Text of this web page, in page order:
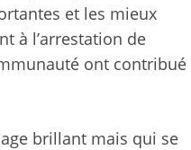
et les mieux
à l’arrestation de
ont contribué
brillant mais qui se